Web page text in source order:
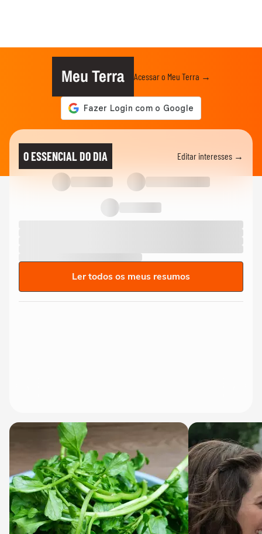
Meu Terra Acessar o Meu Terra →
O ESSENCIAL DO DIA Editar interesses →
Ler todos os meus resumos